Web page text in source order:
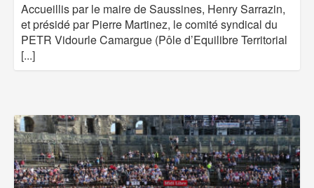
Accueillis par le maire de Saussines, Henry Sarrazin,
et présidé par Pierre Martinez, le comité syndical du
PETR Vidourle Camargue (Pôle d’Equilibre Territorial
[...]